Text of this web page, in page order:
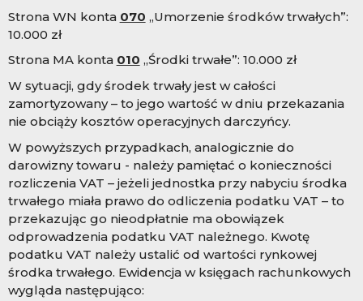
Strona WN konta 070 „Umorzenie środków trwałych”:
10.000 zł
Strona MA konta 010 „Środki trwałe”: 10.000 zł
W sytuacji, gdy środek trwały jest w całości
zamortyzowany – to jego wartość w dniu przekazania
nie obciąży kosztów operacyjnych darczyńcy.
W powyższych przypadkach, analogicznie do
darowizny towaru - należy pamiętać o konieczności
rozliczenia VAT – jeżeli jednostka przy nabyciu środka
trwałego miała prawo do odliczenia podatku VAT – to
przekazując go nieodpłatnie ma obowiązek
odprowadzenia podatku VAT należnego. Kwotę
podatku VAT należy ustalić od wartości rynkowej
środka trwałego. Ewidencja w księgach rachunkowych
wygląda następująco: